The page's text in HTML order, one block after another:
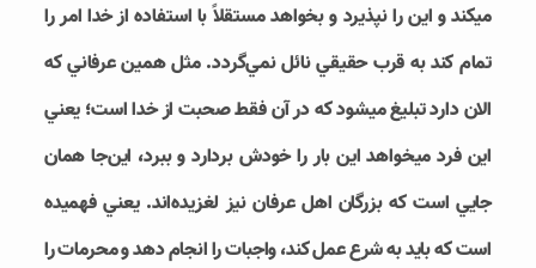
مي‎کند و اين را نپذيرد و بخواهد مستقلاً با استفاده از خدا امر را
تمام کند به قرب حقيقي نائل نمي‌­گردد. مثل همين عرفاني که
الان دارد تبليغ مي‎شود که در آن فقط صحبت از خدا است؛ يعني
اين فرد مي‎خواهد اين بار را خودش بردارد و ببرد، اين‌جا همان
جايي است که بزرگان اهل عرفان نيز لغزيده‌­اند. يعني فهميده
است که بايد به شرع عمل کند، واجبات را انجام دهد و محرمات را